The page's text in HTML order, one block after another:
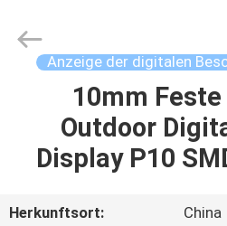
HAUSE
Interactive
Technology
Anzeige der digitalen
10mm Feste
Outdoor
Display P10
Herkunftsort:
China